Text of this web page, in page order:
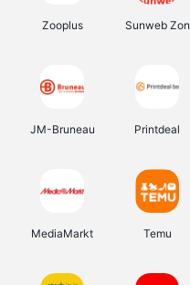
Zooplus Sunweb Zon
JM-Bruneau Printdeal
MediaMarkt Temu